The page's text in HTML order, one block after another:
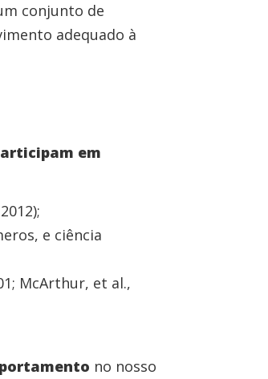
conjunto de
adequado à
em
e ciência
McArthur, et al.,
no nosso